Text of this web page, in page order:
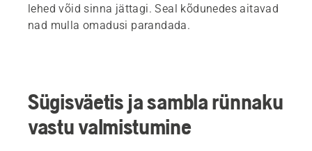
lehed võid sinna jättagi. Seal kõdunedes aitavad
nad mulla omadusi parandada.
Sügisväetis ja sambla rünnaku
vastu valmistumine